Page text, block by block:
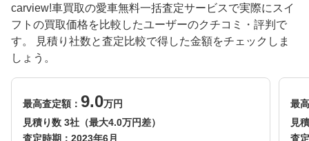
carview!車買取の愛車無料一括査定サービスで実際にスイ
フトの買取価格を比較したユーザーのクチコミ・評判で
す。 見積り社数と査定比較で得した金額をチェックしま
しょう。
最高査定額： 9.0万円
見積り数 3社（最大4.0万円差）
査定時期： 2023年6月
最
見
査